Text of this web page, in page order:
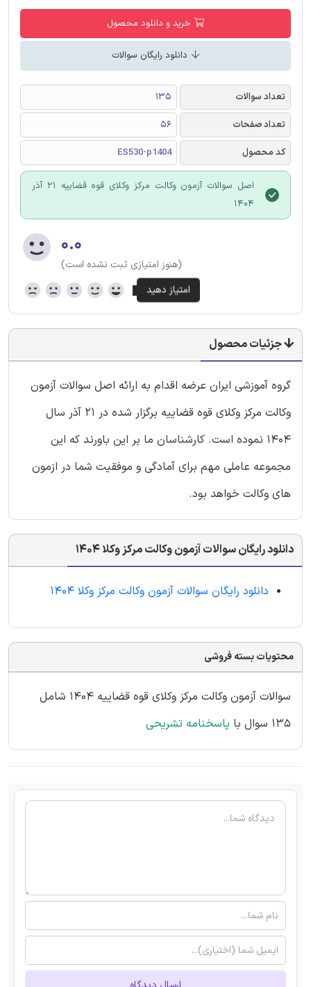
خرید و دانلود محصول
دانلود رایگان سوالات
تعداد سوالات
135
تعداد صفحات
56
کد محصول
ES530-p1404
اصل سوالات آزمون وکالت مرکز وکلای قوه قضاییه 21 آذر
1404
۰.۰
(هنوز امتیازی ثبت نشده است)
جزئیات محصول
گروه آموزشی ایران عرضه اقدام به ارائه اصل سوالات آزمون
وکالت مرکز وکلای قوه قضاییه برگزار شده در 21 آذر سال
1404 نموده است. کارشناسان ما بر این باورند که این
مجموعه عاملی مهم برای آمادگی و موفقیت شما در ازمون
های وکالت خواهد بود.
دانلود رایگان سوالات آزمون وکالت مرکز وکلا 1404
دانلود رایگان سوالات آزمون وکالت مرکز وکلا 1404
محتویات بسته فروشی
سوالات آزمون وکالت مرکز وکلای قوه قضاییه 1404 شامل
135 سوال با
پاسخنامه تشریحی